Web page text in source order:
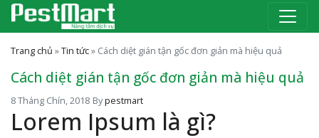
Trang chủ »Tin tức» Cách diệt gián tận gốc đơn giản mà hiệu quả
Cách diệt gián tận gốc đơn giản mà hiệu quả
8 Tháng Chín, 2018 Bypestmart
Lorem Ipsum là gì?